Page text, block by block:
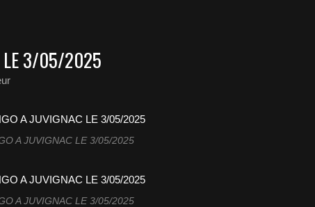
LE 3/05/2025
A JUVIGNAC LE 3/05/2025
A JUVIGNAC LE 3/05/2025